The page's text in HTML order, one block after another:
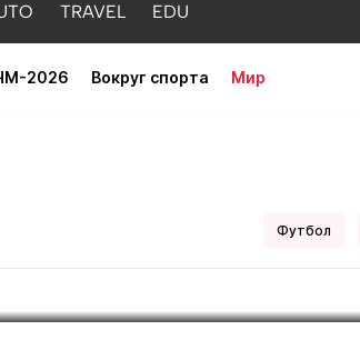
TRAVEL EDU
2026 Вокруг спорта Мир
AUTO
Футбол
Пакистана установил